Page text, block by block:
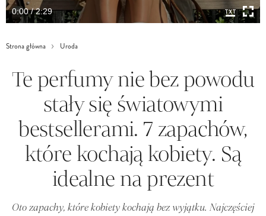
0:00 / 2:29
Strona główna Uroda
Te perfumy nie bez powodu
stały się światowymi
bestsellerami. 7 zapachów,
które kochają kobiety. Są
idealne na prezent
Oto zapachy, które kobiety kochają bez wyjątku. Najczęściej